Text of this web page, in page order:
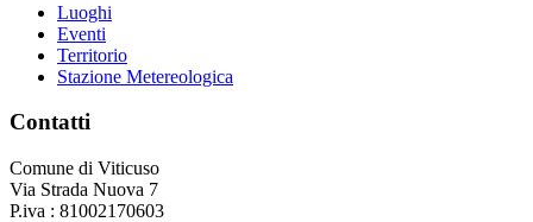
Luoghi
Eventi
Territorio
Stazione Metereologica
Contatti
Comune di Viticuso
Via Strada Nuova 7
P.iva : 81002170603